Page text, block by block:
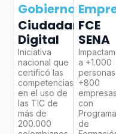
Gobierno
Ciudadano
Digital
Iniciativa
nacional que
certificó las
competencias
en el uso de
las TIC de
más de
200.000
FCE
SENA
a +1.000
+800
empresas
con
de